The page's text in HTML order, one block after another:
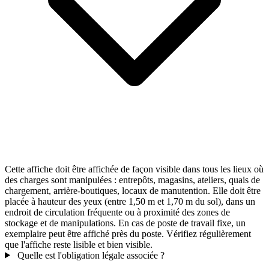
Cette affiche doit être affichée de façon visible dans tous les lieux où
des charges sont manipulées : entrepôts, magasins, ateliers, quais de
chargement, arrière-boutiques, locaux de manutention. Elle doit être
placée à hauteur des yeux (entre 1,50 m et 1,70 m du sol), dans un
endroit de circulation fréquente ou à proximité des zones de
stockage et de manipulations. En cas de poste de travail fixe, un
exemplaire peut être affiché près du poste. Vérifiez régulièrement
que l'affiche reste lisible et bien visible.
Quelle est l'obligation légale associée ?